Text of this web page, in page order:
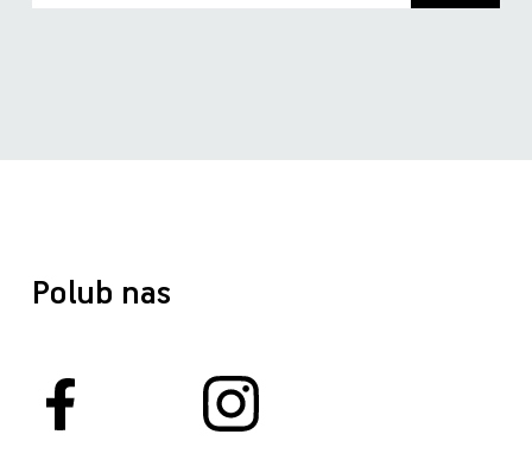
Polub nas